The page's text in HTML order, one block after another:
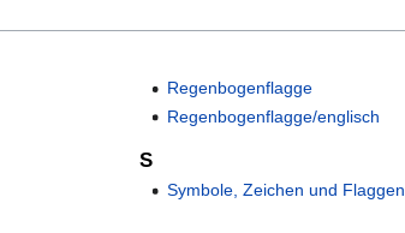
Regenbogenflagge
Regenbogenflagge/englisch
S
Symbole, Zeichen und Flaggen